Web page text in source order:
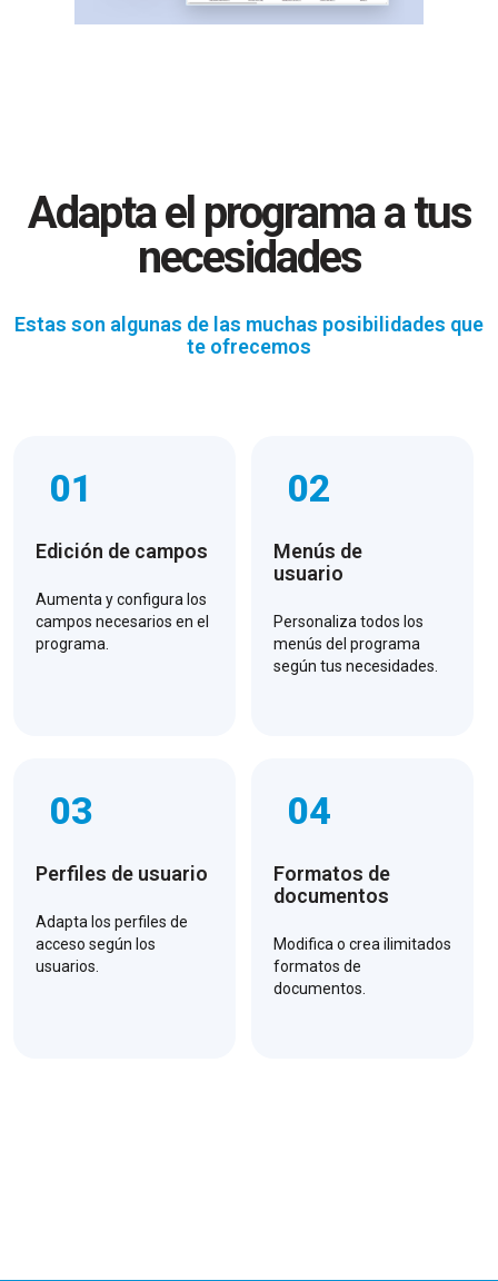
Adapta el programa a tus
necesidades
Estas son algunas de las muchas posibilidades que
te ofrecemos
01
Edición de campos
Aumenta y configura los
campos necesarios en el
programa.
02
Menús de
usuario
Personaliza todos los
menús del programa
según tus necesidades.
03
Perfiles de usuario
Adapta los perfiles de
acceso según los
usuarios.
04
Formatos de
documentos
Modifica o crea ilimitados
formatos de
documentos.